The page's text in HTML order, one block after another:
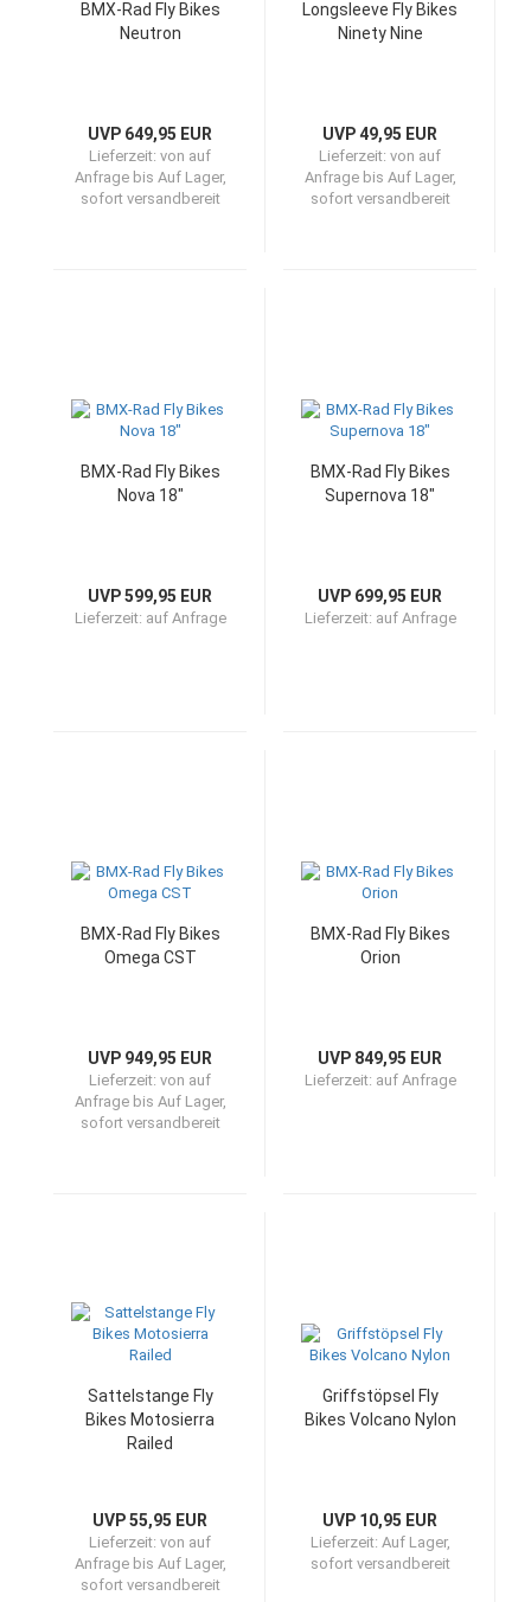
BMX-Rad Fly Bikes
Neutron
UVP 649,95 EUR
Lieferzeit: von auf
Anfrage bis Auf Lager,
sofort versandbereit
Longsleeve Fly Bikes
Ninety Nine
UVP 49,95 EUR
Lieferzeit: von auf
Anfrage bis Auf Lager,
sofort versandbereit
BMX-Rad Fly Bikes
Nova 18"
UVP 599,95 EUR
Lieferzeit: auf Anfrage
BMX-Rad Fly Bikes
Supernova 18"
UVP 699,95 EUR
Lieferzeit: auf Anfrage
BMX-Rad Fly Bikes
Omega CST
UVP 949,95 EUR
Lieferzeit: von auf
Anfrage bis Auf Lager,
sofort versandbereit
BMX-Rad Fly Bikes
Orion
UVP 849,95 EUR
Lieferzeit: auf Anfrage
Sattelstange Fly
Bikes Motosierra
Railed
UVP 55,95 EUR
Lieferzeit: von auf
Anfrage bis Auf Lager,
sofort versandbereit
Griffstöpsel Fly
Bikes Volcano Nylon
UVP 10,95 EUR
Lieferzeit: Auf Lager,
sofort versandbereit